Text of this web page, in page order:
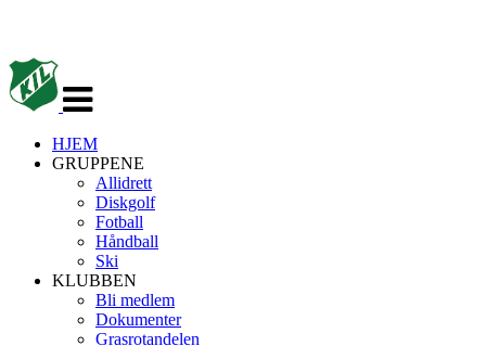
navigasjon
HJEM
GRUPPENE
Allidrett
Diskgolf
Fotball
Håndball
Ski
KLUBBEN
Bli medlem
Dokumenter
Grasrotandelen